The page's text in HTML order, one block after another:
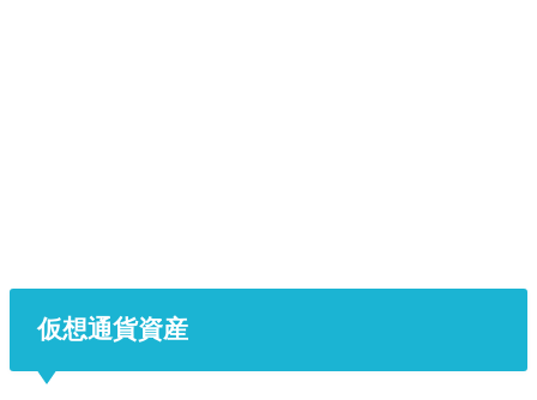
仮想通貨資産